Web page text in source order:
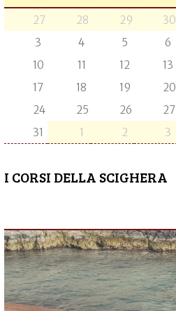
27 28 29 30
3
4 5 6
10
11 12 13
17
18 19 20
24
25 26 27
31
1 2 3
I CORSI DELLA SCIGHERA